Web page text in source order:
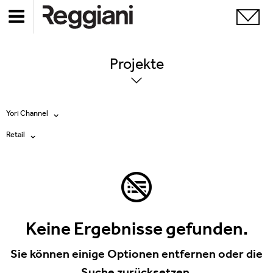
Projekte
Yori Channel
Alle Produkte
Mood Evo
Traceline System
Retail
Keine Ergebnisse gefunden.
Sie können einige Optionen entfernen oder die